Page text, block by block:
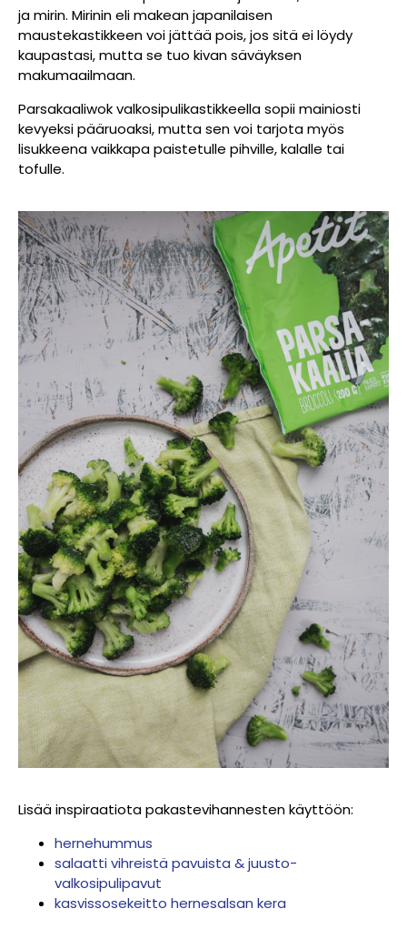
ja mirin. Mirinin eli makean japanilaisen
maustekastikkeen voi jättää pois, jos sitä ei löydy
kaupastasi, mutta se tuo kivan säväyksen
makumaailmaan.
Parsakaaliwok valkosipulikastikkeella sopii mainiosti
kevyeksi pääruoaksi, mutta sen voi tarjota myös
lisukkeena vaikkapa paistetulle pihville, kalalle tai
tofulle.
Lisää inspiraatiota pakastevihannesten käyttöön:
hernehummus
salaatti vihreistä pavuista & juusto-
valkosipulipavut
kasvissosekeitto hernesalsan kera